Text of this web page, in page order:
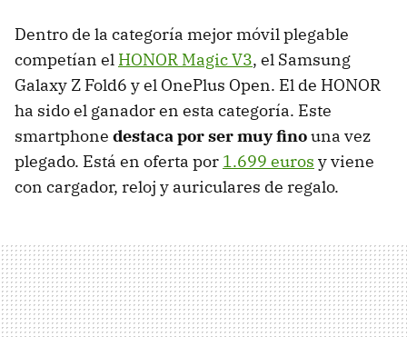
Dentro de la categoría mejor móvil plegable
competían el HONOR Magic V3, el Samsung
Galaxy Z Fold6 y el OnePlus Open. El de HONOR
ha sido el ganador en esta categoría. Este
smartphone destaca por ser muy finouna vez
plegado. Está en oferta por 1.699 euros y viene
con cargador, reloj y auriculares de regalo.